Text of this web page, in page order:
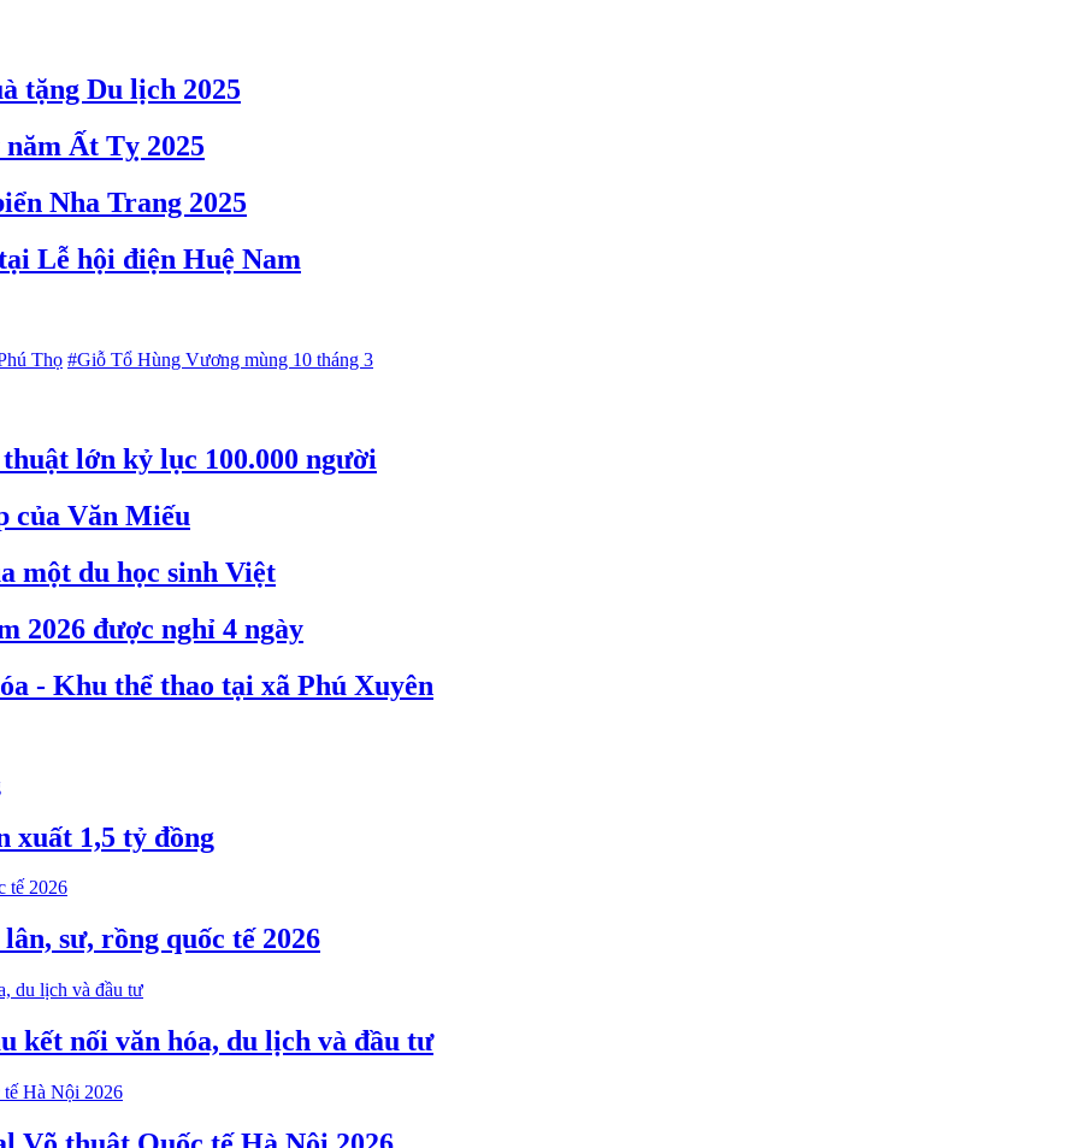
tặng Du lịch 2025
Ất Tỵ 2025
Nha Trang 2025
Lễ hội điện Huệ Nam
Thọ #Giỗ Tổ Hùng Vương mùng 10 tháng 3
lớn kỷ lục 100.000 người
của Văn Miếu
một du học sinh Việt
2026 được nghỉ 4 ngày
- Khu thể thao tại xã Phú Xuyên
xuất 1,5 tỷ đồng
sư, rồng quốc tế 2026
kết nối văn hóa, du lịch và đầu tư